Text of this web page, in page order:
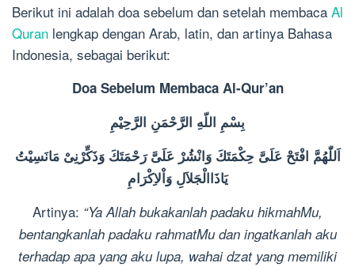
Berikut ini adalah doa sebelum dan setelah membaca Al
Quran lengkap dengan Arab, latin, dan artinya Bahasa
Indonesia, sebagai berikut:
Doa Sebelum Membaca Al-Qur’an
بِسْمِ اللّهِ الرَّحْمَنِ الرَّحِيْمِ
اَللّٰهُمَّ افْتَحْ عَلَىَّ حِكْمَتَكَ وَانْشُرْ عَلَىَّ رَحْمَتَكَ وَذَكِّرْنِىْ مَانَسِيْتُ
يَاذَاالْجَلاَلِ وَاْلاِكْرَامِ
Artinya: “Ya Allah bukakanlah padaku hikmahMu,
bentangkanlah padaku rahmatMu dan ingatkanlah aku
terhadap apa yang aku lupa, wahai dzat yang memiliki